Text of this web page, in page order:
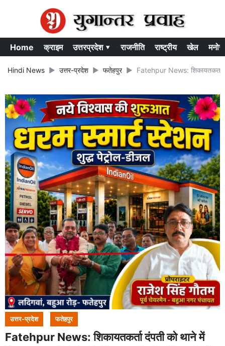
Home क्राइम उत्तरप्रदेश ▾ राजनीति राष्ट्रीय खेल
Hindi News उत्तर-प्रदेश फतेहपुर Fatehpur News: शिकायतकर्ता
उत्तर-प्रदेश फतेहपुर
Fatehpur News: शिकायतकर्ता दंपती को थाने में